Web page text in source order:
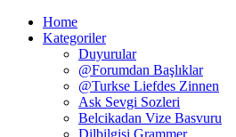
Home
Kategoriler
Duyurular
@Forumdan Başlıklar
@Turkse Liefdes Zinnen
Ask Sevgi Sozleri
Belcikadan Vize Basvuru
Dilbilgisi Grammer